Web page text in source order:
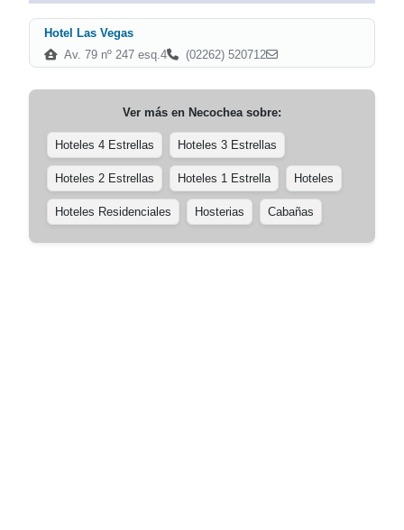
Hotel Las Vegas
Av. 79 nº 247 esq.4
(02262) 520712
Ver más en Necocheasobre:
Hoteles 4 Estrellas Hoteles 3 Estrellas
Hoteles 2 Estrellas Hoteles 1 Estrella Hoteles
Hoteles Residenciales Hosterias Cabañas